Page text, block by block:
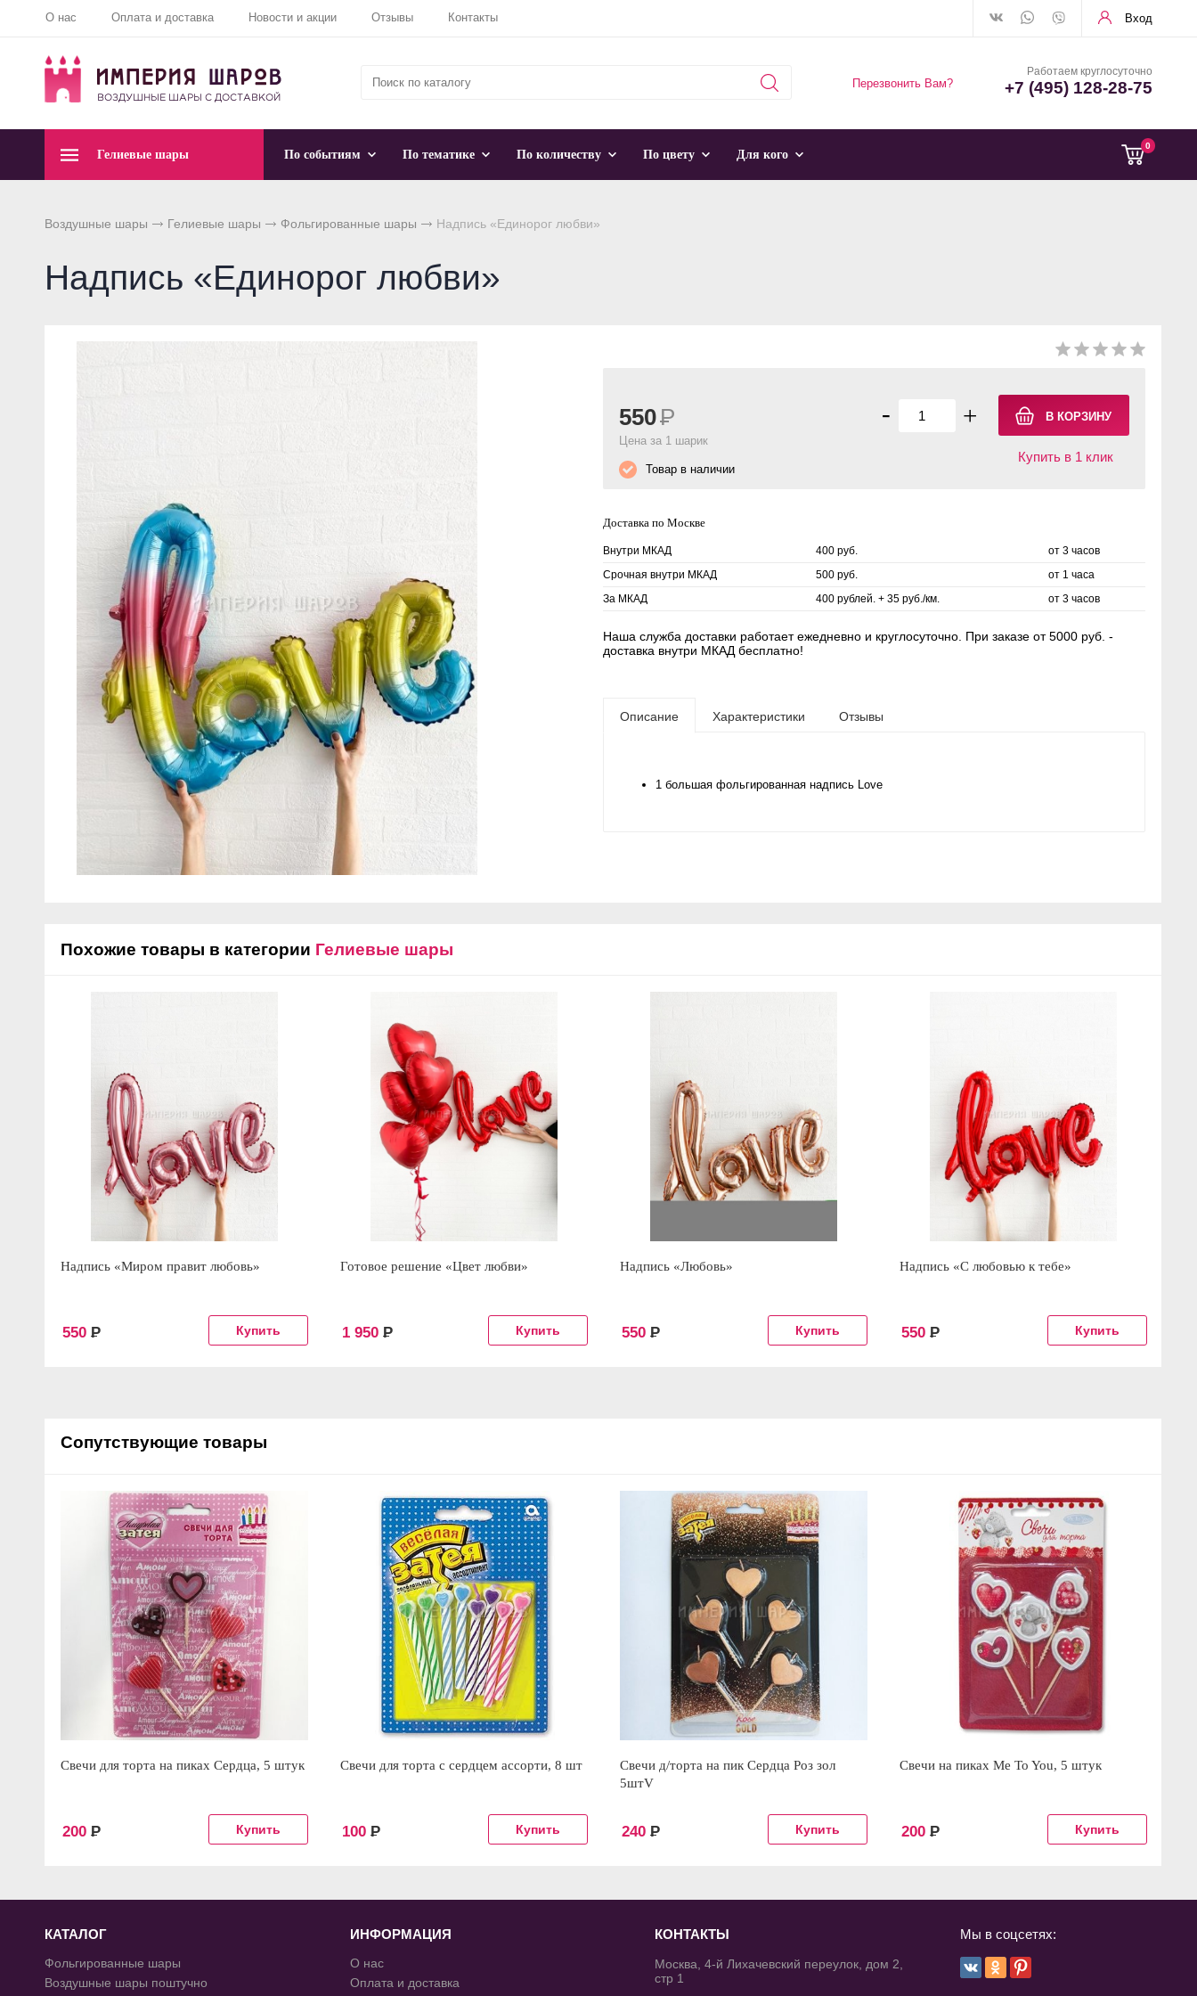
О нас Оплата и доставка Новости и акции Отзывы Контакты Вход
Перезвонить Вам?
Работаем круглосуточно
+7 (495) 128-28-75
0
Гелиевые шары По событиям По тематике По количеству По цвету Для кого
Воздушные шары Гелиевые шары Фольгированные шары Надпись «Единорог любви»
Надпись «Единорог любви»
- +
Купить в 1 клик
550Р
Цена за 1 шарик
Товар в наличии
Доставка по Москве
Внутри МКАД 400 руб.
от 3 часов
Срочная внутри МКАД
500 руб.
от 1 часа
За МКАД
400 рублей. + 35 руб./км. от 3 часов
Наша служба доставки работает ежедневно и круглосуточно. При заказе от 5000 руб. -
доставка внутри МКАД бесплатно!
Описание Характеристики Отзывы
1 большая фольгированная надпись Love
Похожие товары в категории Гелиевые шары
Надпись «Миром правит любовь»
550 Р
Готовое решение «Цвет любви»
1 950 Р
Надпись «Любовь»
550 Р
Надпись «С любовью к тебе»
550 Р
Сопутствующие товары
Свечи для торта на пиках Сердца, 5 штук
200 Р
Свечи для торта с сердцем ассорти, 8 шт
100 Р
Свечи д/торта на пик Сердца Роз зол
5штV
240 Р
Свечи на пиках Me To You, 5 штук
200 Р
КАТАЛОГ
Фольгированные шары
Воздушные шары поштучно
ИНФОРМАЦИЯ
О нас
Оплата и доставка
КОНТАКТЫ
Москва, 4-й Лихачевский переулок, дом 2,
стр 1
Мы в соцсетях: